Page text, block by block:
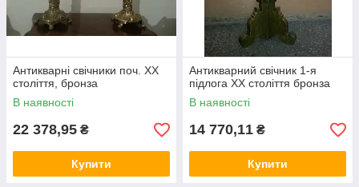
Антикварні свічники поч. ХХ
століття, бронза
В наявності
22 378,95 ₴
Купити
Антикварний свічник 1-я
підлога ХХ століття бронза
В наявності
14 770,11 ₴
Купити